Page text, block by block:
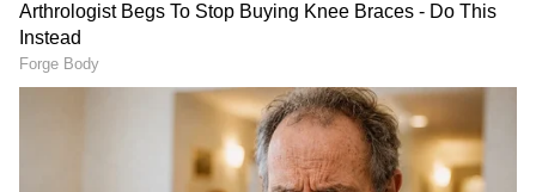
ಆಂಗ್ಲಭಾಷೆಯ ಪಾರಪತ್ಯವಿಲ್ಲದ ಕಾಲಘಟ್ಟದಲ್ಲಿ ಕನ್ನಡ
ಸಾಹಿತ್ಯಕ್ಕೆ ಸಂಬಂಧಿಸಿದ ವಿಶಿಷ್ಟ ಹಾಗೂ ವಿಶೇಷವಾದ
ವಿಷಯಗಳನ್ನು ಗೋಷ್ಠಿಗಳಿಗೆ ಆಯ್ಕೆ ಮಾಡಲಾಗಿತ್ತು.
ಸಾಹಿತ್ಯದ ಸ್ಥಿತಿಗತಿ ಗೋಷ್ಠಿಯಲ್ಲಿ ವಿಮರ್ಶಕರ ಸಮಸ್ಯೆಗಳು,